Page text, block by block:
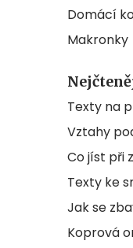
Domácí
Makronky
Texty na
Vztahy
Co jíst při
Texty ke
Jak se
Koprová